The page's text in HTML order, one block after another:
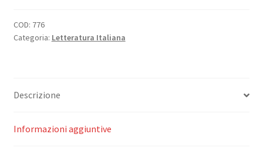
Precristiano,
Cristiano
Umanesimo
Cristianità
COD: 776
Categoria: Letteratura Italiana
Descrizione
Informazioni aggiuntive